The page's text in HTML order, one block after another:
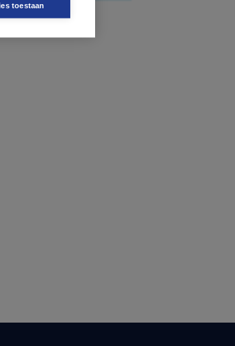
toestaan